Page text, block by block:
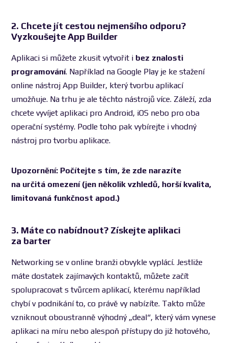
2. Chcete jít cestou nejmenšího odporu?
Vyzkoušejte App Builder
Aplikaci si můžete zkusit vytvořit i bez znalosti
programování. Například na Google Play je ke stažení
online nástroj App Builder, který tvorbu aplikací
umožňuje. Na trhu je ale těchto nástrojů více. Záleží, zda
chcete vyvíjet aplikaci pro Android, iOS nebo pro oba
operační systémy. Podle toho pak vybírejte i vhodný
nástroj pro tvorbu aplikace.
Upozornění: Počítejte s tím, že zde narazíte
na určitá omezení (jen několik vzhledů, horší kvalita,
limitovaná funkčnost apod.)
3. Máte co nabídnout? Získejte aplikaci
za barter
Networking se v online branži obvykle vyplácí. Jestliže
máte dostatek zajímavých kontaktů, můžete začít
spolupracovat s tvůrcem aplikací, kterému například
chybí v podnikání to, co právě vy nabízíte. Takto může
vzniknout oboustranně výhodný „deal“, který vám vynese
aplikaci na míru nebo alespoň přístupy do již hotového,